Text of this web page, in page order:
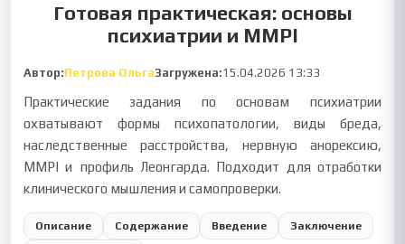
Готовая практическая: основы
психиатрии и MMPI
Автор:Петрова ОльгаЗагружена:15.04.2026 13:33
Практические задания по основам психиатрии
охватывают формы психопатологии, виды бреда,
наследственные расстройства, нервную анорексию,
MMPI и профиль Леонгарда. Подходит для отработки
клинического мышления и самопроверки.
Описание Содержание Введение Заключение